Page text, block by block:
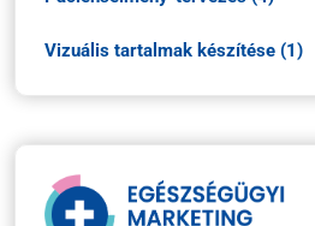
Vizuális tartalmak készítése (1)